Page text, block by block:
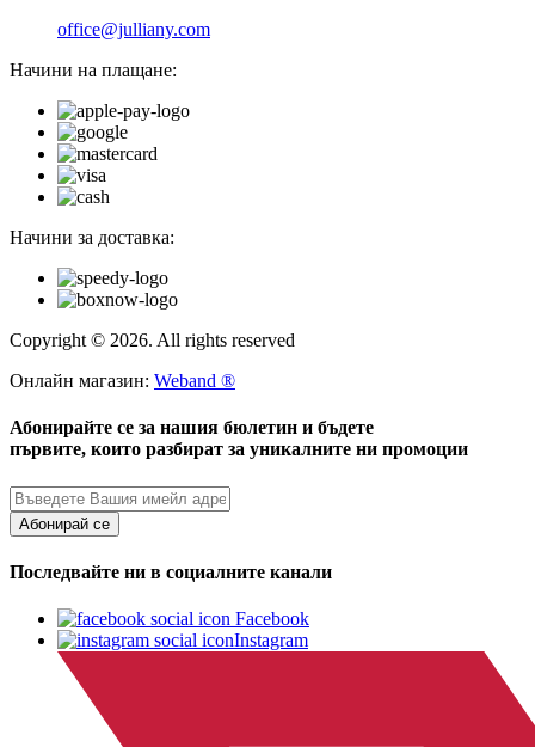
office@julliany.com
Начини на плащане:
Начини за доставка:
Copyright © 2026. All rights reserved
Онлайн магазин: Weband ®
Абонирайте се за нашия бюлетин и бъдете
първите, които разбират за уникалните ни промоции
Абонирай се
Последвайте ни в социалните канали
Facebook
Instagram